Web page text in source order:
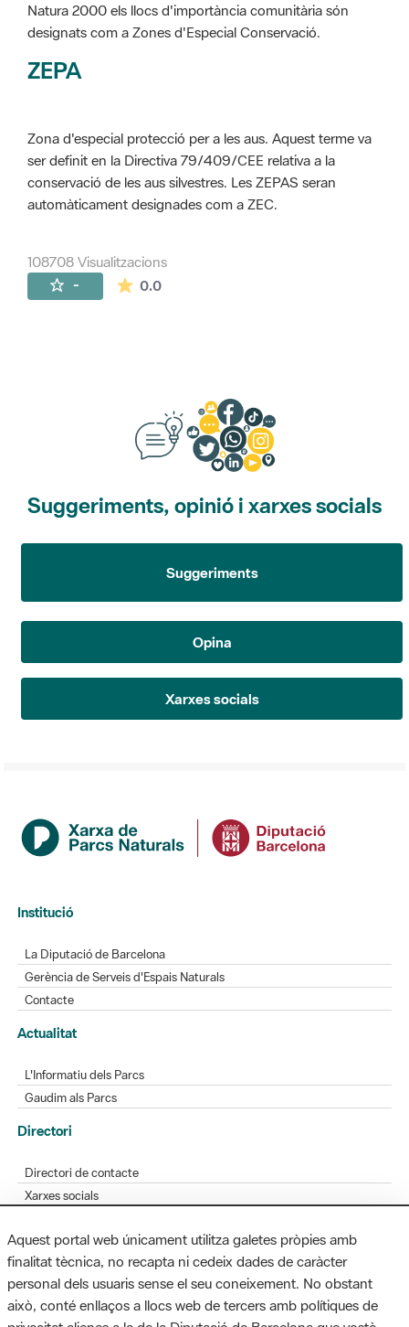
Natura 2000 els llocs d'importància comunitària són
designats com a Zones d'Especial Conservació.
ZEPA
Zona d'especial protecció per a les aus. Aquest terme va
ser definit en la Directiva 79/409/CEE relativa a la
conservació de les aus silvestres. Les ZEPAS seran
automàticament designades com a ZEC.
108708 Visualitzacions
- 0.0La mitjana de les valoracions és de 0
Suggeriments, opinió i xarxes socials
Suggeriments
Opina
Xarxes socials
Institució
La Diputació de Barcelona
Gerència de Serveis d'Espais Naturals
Contacte
Actualitat
L'Informatiu dels Parcs
Gaudim als Parcs
Directori
Directori de contacte
Xarxes socials
Bústia de suggeriments
Opineu sobre els parcs
Aquest portal web únicament utilitza galetes pròpies amb
finalitat tècnica, no recapta ni cedeix dades de caràcter
personal dels usuaris sense el seu coneixement. No obstant
això, conté enllaços a llocs web de tercers amb polítiques de